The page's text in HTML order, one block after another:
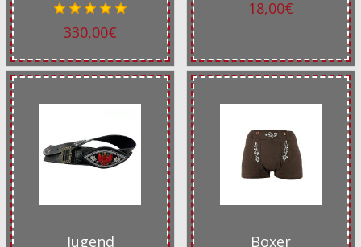
330,00€
18,00€
Jugend Boxer